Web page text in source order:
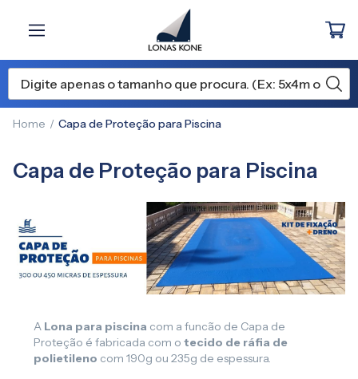
Home Capa de Proteção para Piscina
Capa de Proteção para Piscina
A Lona para piscina com a funcão de Capa de
Proteção é fabricada com o tecido de ráfia de
polietileno com 190g ou 235g de espessura.